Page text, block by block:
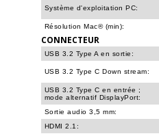
Système d'exploitation PC:
Résolution Mac® (min):
CONNECTEUR
USB 3.2 Type A en sortie:
USB 3.2 Type C Down stream:
USB 3.2 Type C en entrée ;
mode alternatif DisplayPort:
Sortie audio 3,5 mm:
HDMI 2.1: